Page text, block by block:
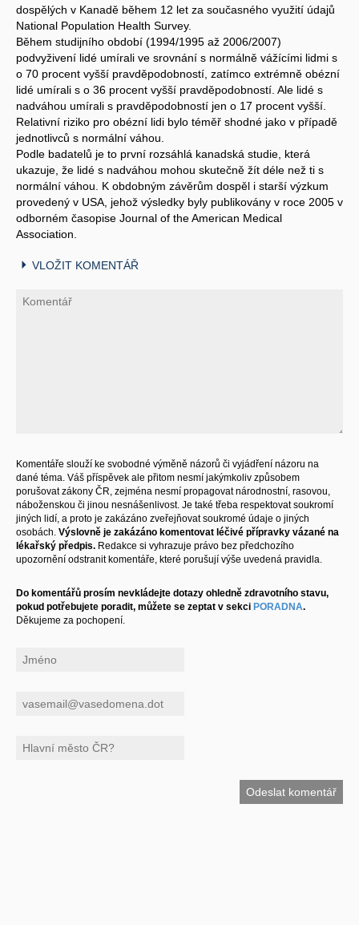
dospělých v Kanadě během 12 let za současného využití údajů
National Population Health Survey.
Během studijního období (1994/1995 až 2006/2007)
podvyživení lidé umírali ve srovnání s normálně vážícími lidmi s
o 70 procent vyšší pravděpodobností, zatímco extrémně obézní
lidé umírali s o 36 procent vyšší pravděpodobností. Ale lidé s
nadváhou umírali s pravděpodobností jen o 17 procent vyšší.
Relativní riziko pro obézní lidi bylo téměř shodné jako v případě
jednotlivců s normální váhou.
Podle badatelů je to první rozsáhlá kanadská studie, která
ukazuje, že lidé s nadváhou mohou skutečně žít déle než ti s
normální váhou. K obdobným závěrům dospěl i starší výzkum
provedený v USA, jehož výsledky byly publikovány v roce 2005 v
odborném časopise Journal of the American Medical
Association.
VLOŽIT KOMENTÁŘ
Komentáře slouží ke svobodné výměně názorů či vyjádření názoru na
dané téma. Váš příspěvek ale přitom nesmí jakýmkoliv způsobem
porušovat zákony ČR, zejména nesmí propagovat národnostní, rasovou,
náboženskou či jinou nesnášenlivost. Je také třeba respektovat soukromí
jiných lidí, a proto je zakázáno zveřejňovat soukromé údaje o jiných
osobách. Výslovně je zakázáno komentovat léčivé přípravky vázané na
lékařský předpis. Redakce si vyhrazuje právo bez předchozího
upozornění odstranit komentáře, které porušují výše uvedená pravidla.
Do komentářů prosím nevkládejte dotazy ohledně zdravotního stavu,
pokud potřebujete poradit, můžete se zeptat v sekci PORADNA.
Děkujeme za pochopení.